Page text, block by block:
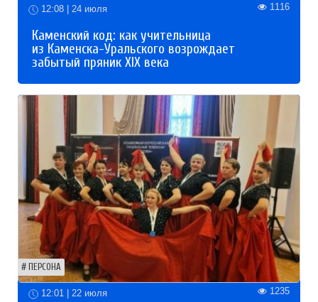
12:08 | 24 июля 1116
Каменский код: как учительница
из Каменска-Уральского возрождает
забытый пряник XIX века
ПЕРСОНА
12:01 | 22 июля 1235